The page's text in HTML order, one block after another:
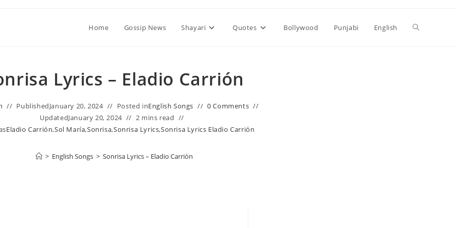
Home Gossip News Shayari Quotes Bollywood Punjabi English Toggle
Lyrics – Eladio Carrión
PublishedJanuary 20, 2024 Posted inEnglish Songs
0 Comments
UpdatedJanuary 20, 2024
2 mins read
Eladio Carrión,Sol María,Sonrisa,Sonrisa Lyrics,Sonrisa Lyrics Eladio Carrión
> English Songs > Sonrisa Lyrics – Eladio Carrión